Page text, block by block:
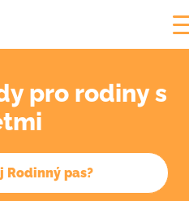
pro rodiny s
Rodinný pas?